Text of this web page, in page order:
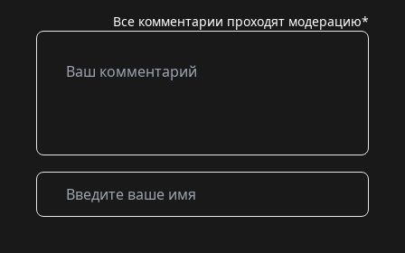
Все комментарии проходят модерацию*